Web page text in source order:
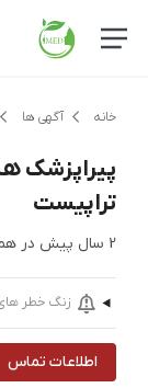
خانه آگهی ها
پیراپزشک
تراپیست
2 سال پیش در
زنگ خطر
اطلاعات تماس